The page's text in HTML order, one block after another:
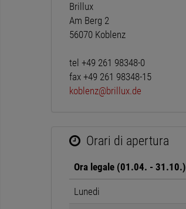
Brillux
Am Berg 2
56070 Koblenz
tel +49 261 98348-0
fax +49 261 98348-15
koblenz@brillux.de
Orari di apertura
Ora legale (01.04. - 31.10.)
Lunedi